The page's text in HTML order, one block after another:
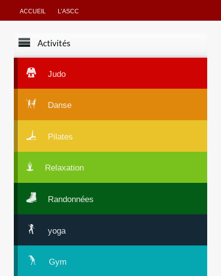
ACCUEIL L’ASCC
Activités
Judo
Danse
Pilates
Relaxation
Randonnées
yoga
Gym